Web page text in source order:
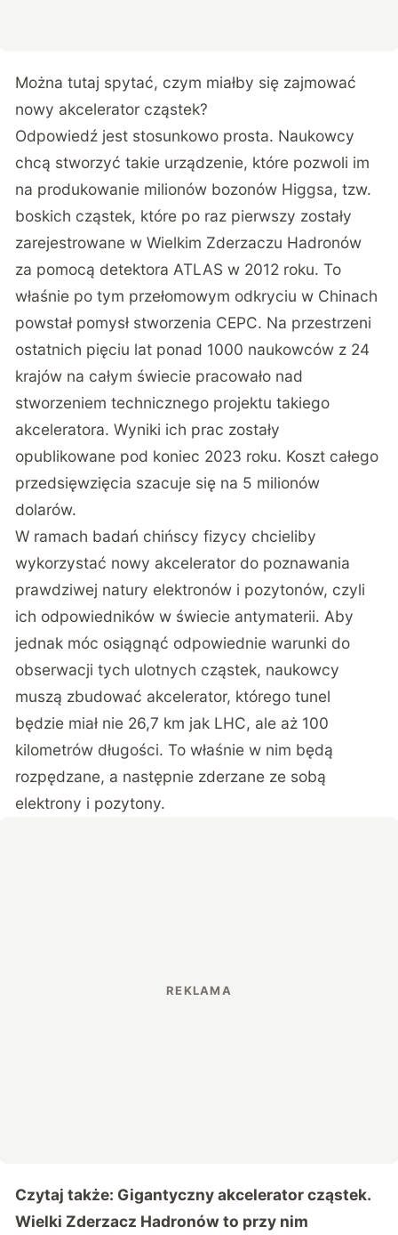
Można tutaj spytać, czym miałby się zajmować
nowy akcelerator cząstek?
Odpowiedź jest stosunkowo prosta. Naukowcy
chcą stworzyć takie urządzenie, które pozwoli im
na produkowanie milionów bozonów Higgsa, tzw.
boskich cząstek, które po raz pierwszy zostały
zarejestrowane w Wielkim Zderzaczu Hadronów
za pomocą detektora ATLAS w 2012 roku. To
właśnie po tym przełomowym odkryciu w Chinach
powstał pomysł stworzenia CEPC. Na przestrzeni
ostatnich pięciu lat ponad 1000 naukowców z 24
krajów na całym świecie pracowało nad
stworzeniem technicznego projektu takiego
akceleratora. Wyniki ich prac zostały
opublikowane pod koniec 2023 roku. Koszt całego
przedsięwzięcia szacuje się na 5 milionów
dolarów.
W ramach badań chińscy fizycy chcieliby
wykorzystać nowy akcelerator do poznawania
prawdziwej natury elektronów i pozytonów, czyli
ich odpowiedników w świecie antymaterii. Aby
jednak móc osiągnąć odpowiednie warunki do
obserwacji tych ulotnych cząstek, naukowcy
muszą zbudować akcelerator, którego tunel
będzie miał nie 26,7 km jak LHC, ale aż 100
kilometrów długości. To właśnie w nim będą
rozpędzane, a następnie zderzane ze sobą
elektrony i pozytony.
Czytaj także: Gigantyczny akcelerator cząstek.
Wielki Zderzacz Hadronów to przy nim